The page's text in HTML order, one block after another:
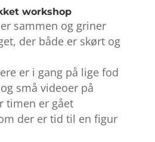
workshop
sammen og griner
der både er skørt og
er i gang på lige fod
små videoer på
timen er gået
der er tid til en figur